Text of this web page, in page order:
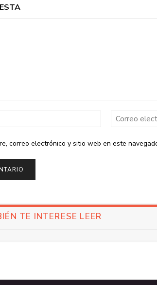
Nombre:*
correo electrónico y sitio web en este
TE INTERESE LEER